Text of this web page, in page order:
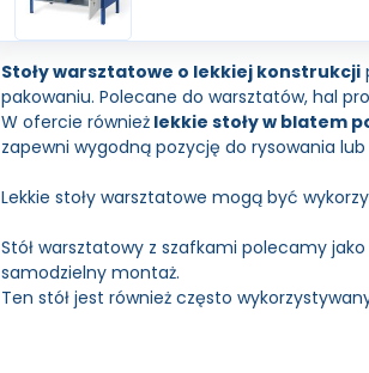
Stoły warsztatowe o lekkiej konstrukcji
pakowaniu. Polecane do warsztatów, hal
W ofercie również lekkie stoły w blatem
zapewni wygodną pozycję do rysowania
Lekkie stoły warsztatowe mogą być
Stół warsztatowy z szafkami polecamy
samodzielny montaż.
Ten stół jest również często